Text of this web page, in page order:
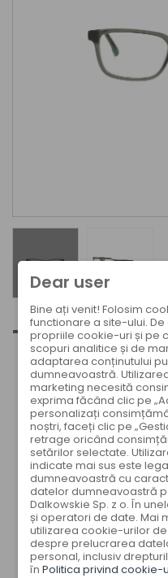
T 142 C13
51
17
Dear user
Bine ați venit! Folosim
functionare a site-ului.
propriile cookie-uri și pe
scopuri analitice și de
adaptarea conținutului
dumneavoastră.
marketing necesită
exprima făcând clic pe
personalizați
noștri, faceți clic pe
retrage oricând
setărilor selectate.
indicate mai sus este
dumneavoastră cu
datelor dumneavoastră
Dalkowskie Sp. z o. În
și operatori de date. Mai
utilizarea cookie-urilor
despre prelucrarea
personal, inclusiv
înPolitica privind cookie-